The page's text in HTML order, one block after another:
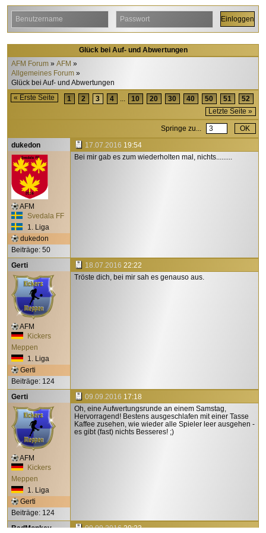
Glück bei Auf- und Abwertungen
AFM Forum
AFM
Allgemeines Forum
Glück bei Auf- und Abwertungen
« Erste Seite
1 2 3 4 ... 10 20 30 40 50 51
52
Letzte Seite »
Springe zu...
dukedon
AFM
Svedala FF
1. Liga
dukedon
Beiträge: 50
17.07.2016 19:54
Bei mir gab es zum wiederholten mal, nichts.........
Gerti
AFM
Kickers
Meppen
1. Liga
Gerti
Beiträge: 124
18.07.2016 22:22
Tröste dich, bei mir sah es genauso aus.
Gerti
AFM
Kickers
Meppen
1. Liga
Gerti
Beiträge: 124
09.09.2016 17:18
Oh, eine Aufwertungsrunde an einem Samstag,
Hervorragend! Bestens ausgeschlafen mit einer Tasse
Kaffee zusehen, wie wieder alle Spieler leer ausgehen -
es gibt (fast) nichts Besseres! ;)
BadMonkey 09.09.2016 20:23